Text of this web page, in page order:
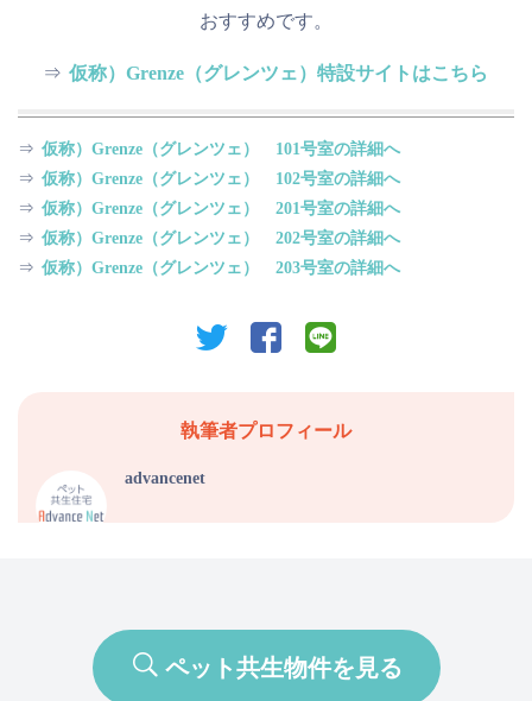
おすすめです。
⇒ 仮称）Grenze（グレンツェ）特設サイトはこちら
⇒ 仮称）Grenze（グレンツェ） 101号室の詳細へ
⇒ 仮称）Grenze（グレンツェ） 102号室の詳細へ
⇒ 仮称）Grenze（グレンツェ） 201号室の詳細へ
⇒ 仮称）Grenze（グレンツェ） 202号室の詳細へ
⇒ 仮称）Grenze（グレンツェ） 203号室の詳細へ
twitter facebook
執筆者プロフィール
advancenet
ペット共生物件を見る